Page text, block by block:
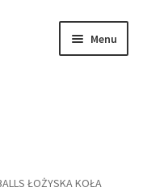
Menu
ŁOŻYSKA KOŁA